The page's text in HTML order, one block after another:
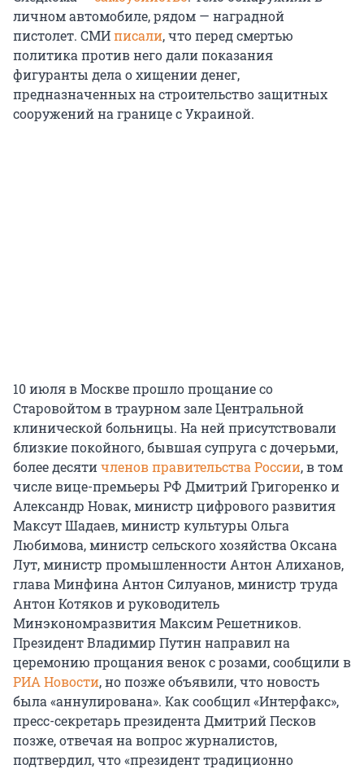
личном автомобиле, рядом — наградной
пистолет. СМИписали, что перед смертью
политика против него дали показания
фигуранты дела о хищении денег,
предназначенных на строительство защитных
сооружений на границе с Украиной.
10 июля в Москве прошло прощание со
Старовойтом в траурном зале Центральной
клинической больницы. На ней присутствовали
близкие покойного, бывшая супруга с дочерьми,
более десятичленов правительства России, в том
числе вице-премьеры РФ Дмитрий Григоренко и
Александр Новак, министр цифрового развития
Максут Шадаев, министр культуры Ольга
Любимова, министр сельского хозяйства Оксана
Лут, министр промышленности Антон Алиханов,
глава Минфина Антон Силуанов, министр труда
Антон Котяков и руководитель
Минэкономразвития Максим Решетников.
Президент Владимир Путин направил на
церемонию прощания венок с розами, сообщили в
РИА Новости, но позже объявили, что новость
была «аннулирована». Как сообщил «Интерфакс»,
пресс-секретарь президента Дмитрий Песков
позже, отвечая на вопрос журналистов,
подтвердил, что «президент традиционно